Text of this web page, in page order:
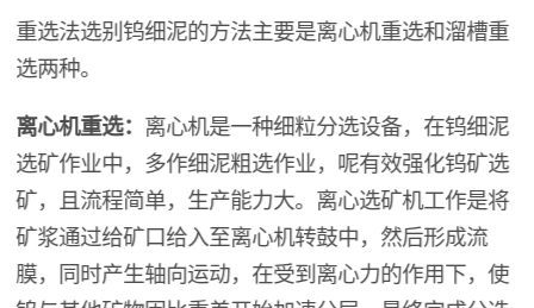
重选法选别钨细泥的方法主要是离心机重选和溜槽重
选两种。
离心机重选： 离心机是一种细粒分选设备，在钨细泥
选矿作业中，多作细泥粗选作业，呢有效强化钨矿选
矿，且流程简单，生产能力大。离心选矿机工作是将
矿浆通过给矿口给入至离心机转鼓中，然后形成流
膜，同时产生轴向运动，在受到离心力的作用下，使